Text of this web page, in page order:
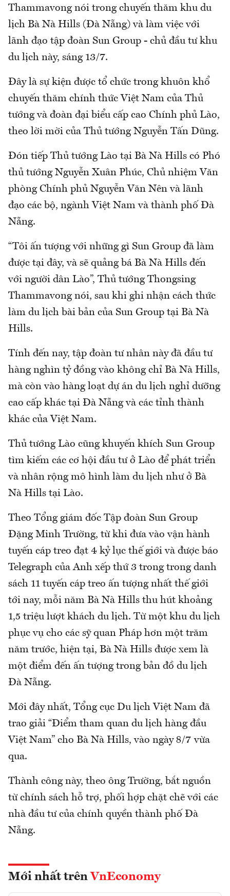
Thammavong nói trong chuyến thăm khu du
lịch Bà Nà Hills (Đà Nẵng) và làm việc với
lãnh đạo tập đoàn Sun Group - chủ đầu tư khu
du lịch này, sáng 13/7.
Đây là sự kiện được tổ chức trong khuôn khổ
chuyến thăm chính thức Việt Nam của Thủ
tướng và đoàn đại biểu cấp cao Chính phủ Lào,
theo lời mời của Thủ tướng Nguyễn Tấn Dũng.
Đón tiếp Thủ tướng Lào tại Bà Nà Hills có Phó
thủ tướng Nguyễn Xuân Phúc, Chủ nhiệm Văn
phòng Chính phủ Nguyễn Văn Nên và lãnh
đạo các bộ, ngành Việt Nam và thành phố Đà
Nẵng.
“Tôi ấn tượng với những gì Sun Group đã làm
được tại đây, và sẽ quảng bá Bà Nà Hills đến
với người dân Lào”, Thủ tướng Thongsing
Thammavong nói, sau khi ghi nhận cách thức
làm du lịch bài bản của Sun Group tại Bà Nà
Hills.
Tính đến nay, tập đoàn tư nhân này đã đầu tư
hàng nghìn tỷ đồng vào không chỉ Bà Nà Hills,
mà còn vào hàng loạt dự án du lịch nghỉ dưỡng
cao cấp khác tại Đà Nẵng và các tỉnh thành
khác của Việt Nam.
Thủ tướng Lào cũng khuyến khích Sun Group
tìm kiếm các cơ hội đầu tư ở Lào để phát triển
và nhân rộng mô hình làm du lịch như ở Bà
Nà Hills tại Lào.
Theo Tổng giám đốc Tập đoàn Sun Group
Đặng Minh Trường, từ khi đưa vào vận hành
tuyến cáp treo đạt 4 kỷ lục thế giới và được báo
Telegraph của Anh xếp thứ 3 trong trong danh
sách 11 tuyến cáp treo ấn tượng nhất thế giới
tới nay, mỗi năm Bà Nà Hills thu hút khoảng
1,5 triệu lượt khách du lịch. Từ một khu du lịch
phục vụ cho các sỹ quan Pháp hơn một trăm
năm trước, hiện tại, Bà Nà Hills được xem là
một điểm đến ấn tượng trong bản đồ du lịch
Đà Nẵng.
Mới đây nhất, Tổng cục Du lịch Việt Nam đã
trao giải “Điểm tham quan du lịch hàng đầu
Việt Nam” cho Bà Nà Hills, vào ngày 8/7 vừa
qua.
Thành công này, theo ông Trường, bắt nguồn
từ chính sách hỗ trợ, phối hợp chặt chẽ với các
nhà đầu tư của chính quyền thành phố Đà
Nẵng.
Mới nhất trên VnEconomy